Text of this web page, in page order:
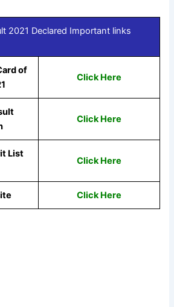
2021 Declared Important links
of
Click Here
Click Here
List
Click Here
Click Here